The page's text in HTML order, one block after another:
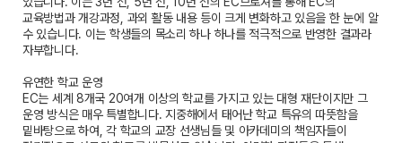
교육방법과 개강과정, 과외 활동 내용 등이 크게 변화하고 있음을 한 눈에 알
수 있습니다. 이는 학생들의 목소리 하나 하나를 적극적으로 반영한 결과라
자부합니다.
유연한 학교 운영
EC는 세계 8개국 20여개 이상의 학교를 가지고 있는 대형 재단이지만 그
운영 방식은 매우 특별합니다. 지중해에서 태어난 학교 특유의 따뜻함을
밑바탕으로 하여, 각 학교의 교장 선생님들 및 아카데미의 책임자들이